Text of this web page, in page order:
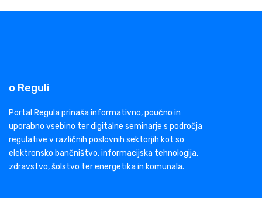
o Reguli
Portal Regula prinaša informativno, poučno in
uporabno vsebino ter digitalne seminarje s področja
regulative v različnih poslovnih sektorjih kot so
elektronsko bančništvo, informacijska tehnologija,
zdravstvo, šolstvo ter energetika in komunala.